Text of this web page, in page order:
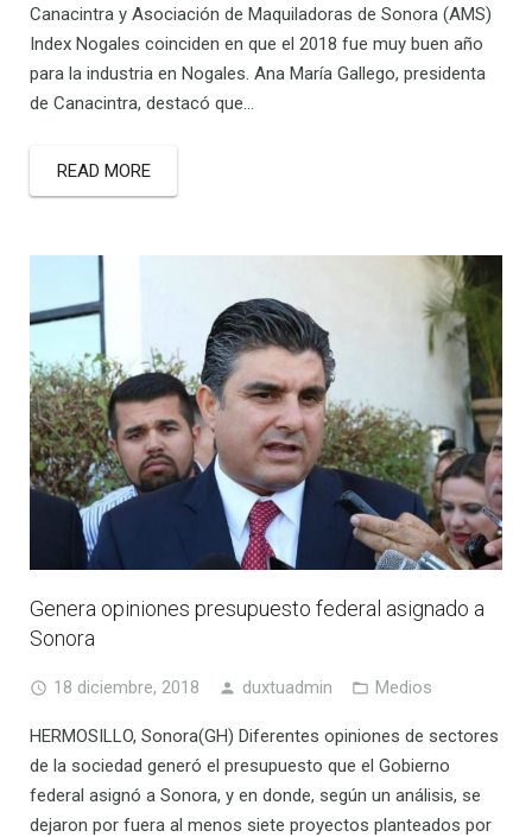
Canacintra y Asociación de Maquiladoras de Sonora (AMS)
Index Nogales coinciden en que el 2018 fue muy buen año
para la industria en Nogales. Ana María Gallego, presidenta
de Canacintra, destacó que…
READ MORE
Genera opiniones presupuesto federal asignado a
Sonora
18 diciembre, 2018 duxtuadmin Medios
HERMOSILLO, Sonora(GH) Diferentes opiniones de sectores
de la sociedad generó el presupuesto que el Gobierno
federal asignó a Sonora, y en donde, según un análisis, se
dejaron por fuera al menos siete proyectos planteados por